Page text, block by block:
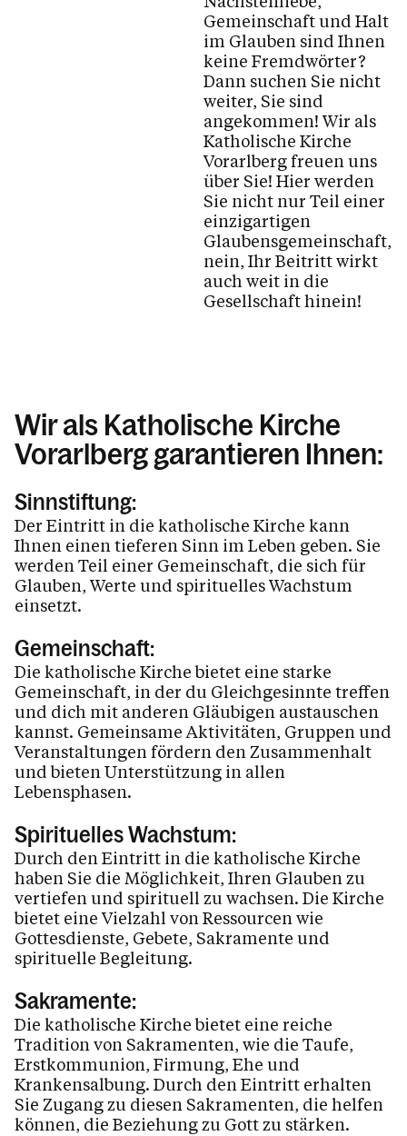
Gemeinschaft und Halt
im Glauben sind Ihnen
keine Fremdwörter?
Dann suchen Sie nicht
weiter, Sie sind
angekommen! Wir als
Katholische Kirche
Vorarlberg freuen uns
über Sie! Hier werden
Sie nicht nur Teil einer
einzigartigen
Glaubensgemeinschaft,
nein, Ihr Beitritt wirkt
auch weit in die
Gesellschaft hinein!
Wir als Katholische Kirche
Vorarlberg garantieren Ihnen:
Sinnstiftung:
Der Eintritt in die katholische Kirche kann
Ihnen einen tieferen Sinn im Leben geben. Sie
werden Teil einer Gemeinschaft, die sich für
Glauben, Werte und spirituelles Wachstum
einsetzt.
Gemeinschaft:
Die katholische Kirche bietet eine starke
Gemeinschaft, in der du Gleichgesinnte treffen
und dich mit anderen Gläubigen austauschen
kannst. Gemeinsame Aktivitäten, Gruppen und
Veranstaltungen fördern den Zusammenhalt
und bieten Unterstützung in allen
Lebensphasen.
Spirituelles Wachstum:
Durch den Eintritt in die katholische Kirche
haben Sie die Möglichkeit, Ihren Glauben zu
vertiefen und spirituell zu wachsen. Die Kirche
bietet eine Vielzahl von Ressourcen wie
Gottesdienste, Gebete, Sakramente und
spirituelle Begleitung.
Sakramente:
Die katholische Kirche bietet eine reiche
Tradition von Sakramenten, wie die Taufe,
Erstkommunion, Firmung, Ehe und
Krankensalbung. Durch den Eintritt erhalten
Sie Zugang zu diesen Sakramenten, die helfen
können, die Beziehung zu Gott zu stärken.